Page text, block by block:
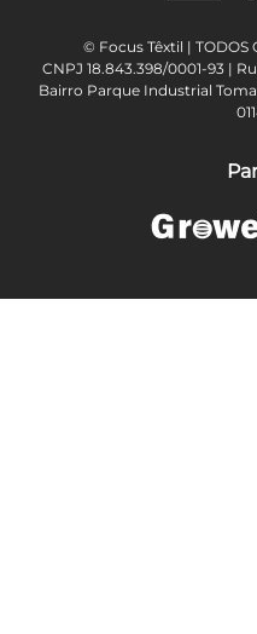
© Focus Têxtil | TODOS
CNPJ 18.843.398/0001-93 |
Bairro Parque Industrial